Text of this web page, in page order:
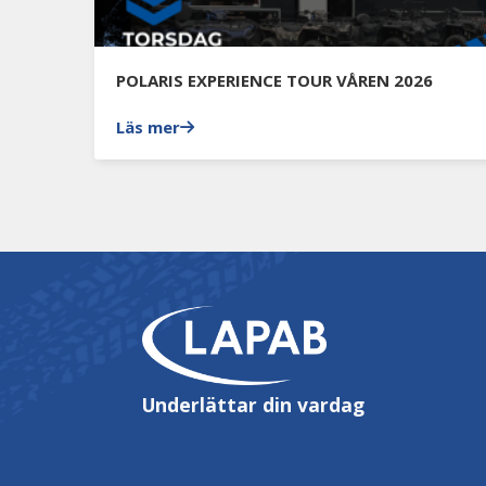
POLARIS EXPERIENCE TOUR VÅREN 2026
Läs mer
Underlättar din vardag